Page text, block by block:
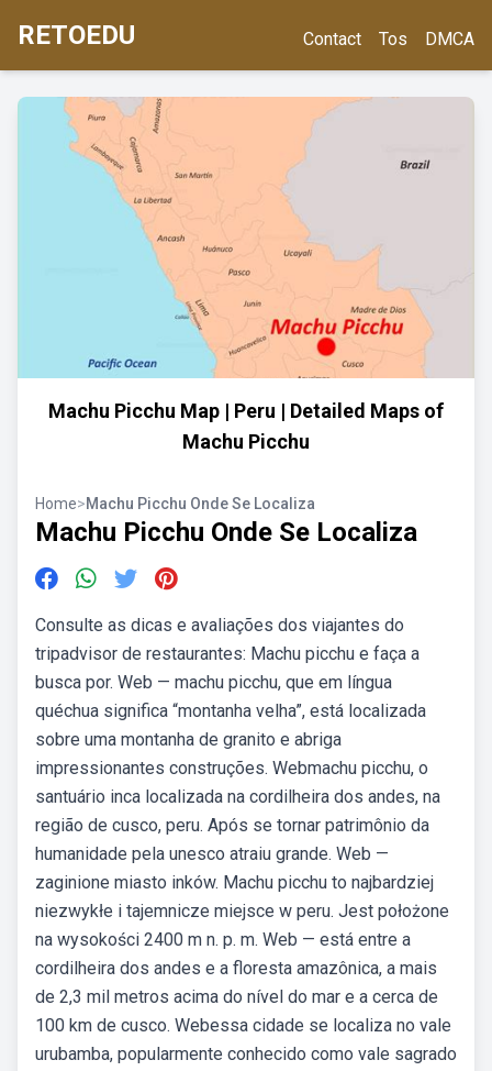
RETOEDU Contact Tos DMCA
Machu Picchu Map | Peru | Detailed Maps of
Machu Picchu
Home>Machu Picchu Onde Se Localiza
Machu Picchu Onde Se Localiza
Consulte as dicas e avaliações dos viajantes do
tripadvisor de restaurantes: Machu picchu e faça a
busca por. Web — machu picchu, que em língua
quéchua significa “montanha velha”, está localizada
sobre uma montanha de granito e abriga
impressionantes construções. Webmachu picchu, o
santuário inca localizada na cordilheira dos andes, na
região de cusco, peru. Após se tornar patrimônio da
humanidade pela unesco atraiu grande. Web —
zaginione miasto inków. Machu picchu to najbardziej
niezwykłe i tajemnicze miejsce w peru. Jest położone
na wysokości 2400 m n. p. m. Web — está entre a
cordilheira dos andes e a floresta amazônica, a mais
de 2,3 mil metros acima do nível do mar e a cerca de
100 km de cusco. Webessa cidade se localiza no vale
urubamba, popularmente conhecido como vale sagrado